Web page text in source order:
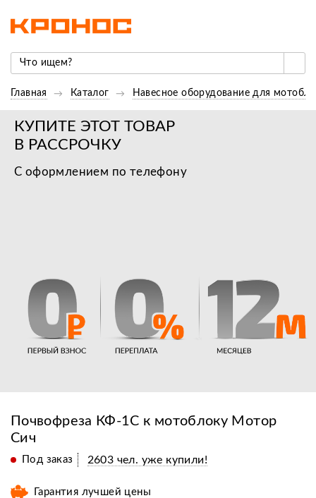
Главная Каталог Навесное оборудование для
КУПИТЕ ЭТОТ ТОВАР
В РАССРОЧКУ
С оформлением по телефону
Почвофреза КФ-1С к мотоблоку Мотор
Сич
Под заказ 2603 чел. уже купили!
Гарантия лучшей цены